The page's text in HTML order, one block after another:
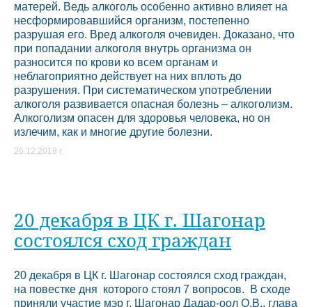
матерей. Ведь алкоголь особенно активно влияет на
несформировавшийся организм, постепенно
разрушая его. Вред алкоголя очевиден. Доказано, что
при попадании алкоголя внутрь организма он
разносится по крови ко всем органам и
неблагоприятно действует на них вплоть до
разрушения. При систематическом употреблении
алкоголя развивается опасная болезнь – алкоголизм.
Алкоголизм опасен для здоровья человека, но он
излечим, как и многие другие болезни.
26.12.2018 г.
20 декабря в ЦК г. Шагонар
состоялся сход граждан
20 декабря в ЦК г. Шагонар состоялся сход граждан,
на повестке дня которого стоял 7 вопросов. В сходе
приняли участие мэр г. Шагонар Дадар-оол О.В., глава